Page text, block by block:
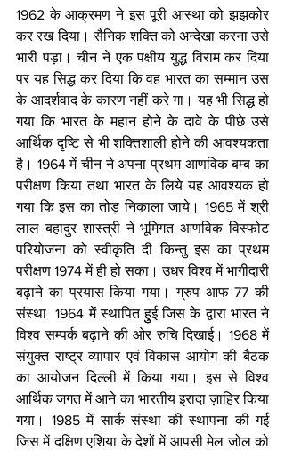
1962 के आक्रमण ने इस पूरी आस्था को झझकोर
कर रख दिया। सैनिक शक्ति को अन्देखा करना उसे
भारी पड़ा। चीन ने एक पक्षीय युद्ध विराम कर दिया
पर यह सिद्ध कर दिया कि वह भारत का सम्मान उस
के आदर्शवाद के कारण नहीं करे गा। यह भी सिद्ध हो
गया कि भारत के महान होने के दावे के पीछे उसे
आर्थिक दृष्टि से भी शक्तिशाली होने की आवश्यकता
है। 1964 में चीन ने अपना प्रथम आणविक बम्ब का
परीक्षण किया तथा भारत के लिये यह आवश्यक हो
गया कि इस का तोड़ निकाला जाये। 1965 में श्री
लाल बहादुर शास्त्री ने भूमिगत आणविक विस्फोट
परियोजना को स्वीकृति दी किन्तु इस का प्रथम
परीक्षण 1974 में ही हो सका। उधर विश्व में भागीदारी
बढ़ाने का प्रयास किया गया। ग्रुप आफ 77 की
संस्था  1964 में स्थापित हुुई जिस के द्वारा भारत ने
विश्व सम्पर्क बढ़ाने की ओर रुचि दिखाई। 1968 में
संयुक्त राष्ट्र व्यापार एवं विकास आयोग की बैठक
का आयोजन दिल्ली में किया गया। इस से विश्व
आर्थिक जगत में आने का भारतीय इरादा ज़ाहिर किया
गया। 1985 में सार्क संस्था की स्थापना की गई
जिस में दक्षिण एशिया के देशों में आपसी मेल जोल को